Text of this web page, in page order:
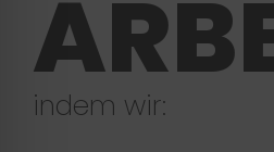
indem wir: